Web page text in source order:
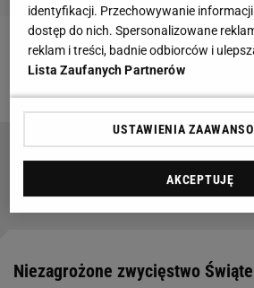
Zobacz wideoKamil Majchrzak o
"Mam nadzieję, że jeszcze sporo
Godziny do meczu, a tu nagle wieści ws.
Świątek! "Dziwaczne żądania"
Niezagrożone zwycięstwo
identyfikacji. Przechowywanie
dostęp do nich. Spersonalizowane
reklam i treści, badnie odbiorców i
Lista Zaufanych Partnerów
USTAWIENIA
AKCEPTUJĘ